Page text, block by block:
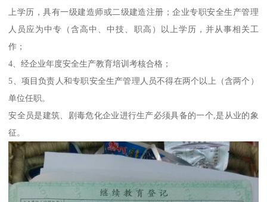
上学历，具有一级建造师或二级建造注册；企业专职安全生产管理
人员应为中专（含高中、中技、职高）以上学历，并从事相关工
作；
4、经企业年度安全生产教育培训考核合格；
5、项目负责人和专职安全生产管理人员不得在两个以上（含两个）
单位任职。
安全员是建筑、剧毒危化企业进行生产必须具备的一个,是从业的象
征。